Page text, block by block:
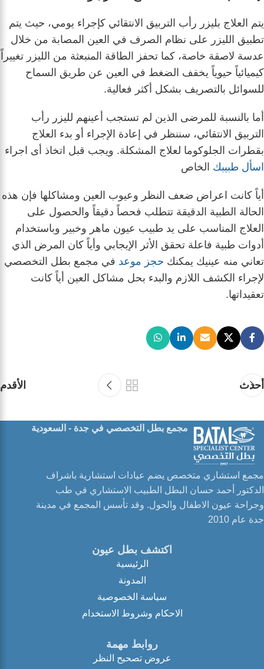
يتم العلاج بليزر رأب التربيق الانتقائي كإجراء يومي، حيث يتم
تطبيق الليزر على نظام الصرف في العين المصابة من خلال
عدسة لاصقة خاصة، كما تحفز الطاقة المنبعثة من الليزر تغييراً
كيميائياً حيوياً يخفف الضغط في العين عن طريق السماح
للسوائل بالتصريف بشكل أكثر فعالية.
أما بالنسبة للمرضى الذين لم تستجب أعينهم لليزر رأب
التربيق الانتقائي، سننظر في إعادة الإجراء أو بدء العلاج
بقطرات الجلوكوما لعلاج المشكلة. ويجب قبل اتخاذ أى اجراء
اسأل طبيبك الخاص
أياً كانت اعراض ضعف النظر وعيوب العين ومشاكلها فإن هذه
الحالة الطبية الدقيقة تتطلب فحصاً دقيقاً والحصول على
العلاج المناسب على يد طبيب عيون ماهر وخبير وباستخدام
أدوات طبية فاعلة تحقق الأثر الإيجابي وأياً كان المرض الذي
تعاني منه عينيك يمكنك حجز موعد في مجمع بطل التخصصي
لإجراء الكشف اللازم والبدء بحل مشاكل العين أياً كانت
تعقيداتها.
أحدث الأقدم
مجمع بطل التخصصي في جدة - السعودية
مجمع استشاري متخصص يضم عيادات استشارية باشراف
الدكتور أحمد حسان البطل الطبيب الاستشاري في طب
وجراحة عيون الاطفال والحول. وقد تأسس المجمع في مدينة
جدة عام 2010
اكتشف بطل عيون
الرئيسية
المدونة
سياسة الخصوصية
الاحكام وشروط الاستخدام
روابط مهمة
عروض تصحيح النظر